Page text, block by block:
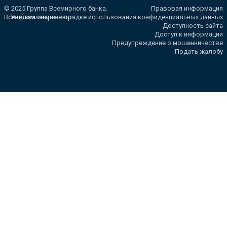
© 2025 Группа Всемирного банка.
Все права сохранены.
Правовая информация
Уведомление о порядке использования конфиденциальных данных
Доступность сайта
Доступ к информации
Предупреждение о мошенничестве
Подать жалобу